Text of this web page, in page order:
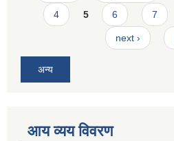
4 5 6 7
next ›
अन्य
आय व्यय विवरण